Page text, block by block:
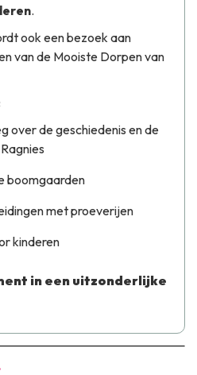
.
ook een bezoek aan
van de Mooiste Dorpen van
over de geschiedenis en de
boomgaarden
met proeverijen
kinderen
in een uitzonderlijke